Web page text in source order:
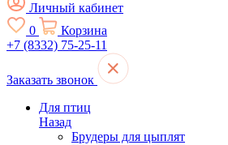
Личный кабинет
0
Корзина
+7 (8332) 75-25-11
Заказать звонок
Для птиц
Назад
Брудеры для цыплят